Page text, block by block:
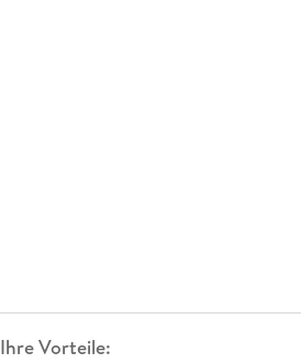
Ihre Vorteile: